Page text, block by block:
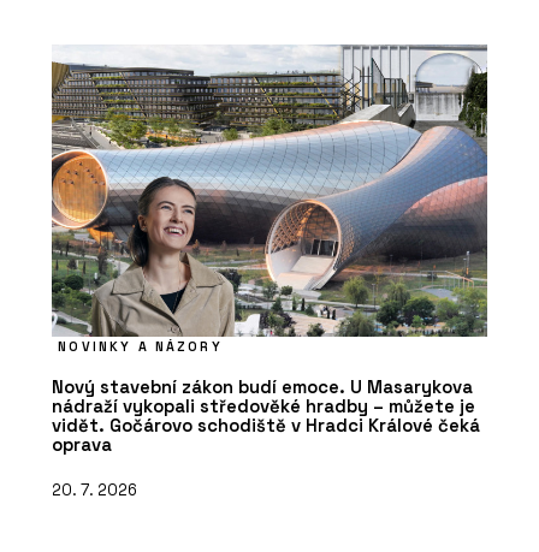
NOVINKY A NÁZORY
Nový stavební zákon budí emoce. U Masarykova
nádraží vykopali středověké hradby – můžete je
vidět. Gočárovo schodiště v Hradci Králové čeká
oprava
20. 7. 2026